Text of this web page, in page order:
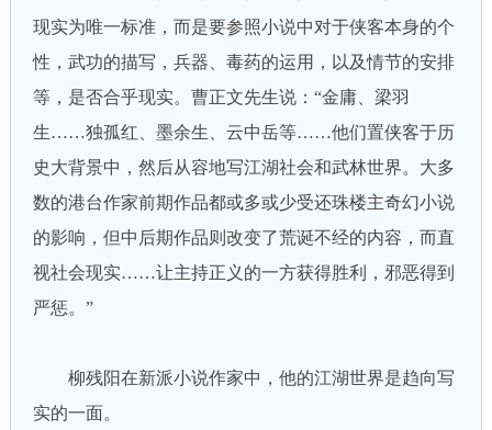
现实为唯一标准，而是要参照小说中对于侠客本身的个
性，武功的描写，兵器、毒药的运用，以及情节的安排
等，是否合乎现实。曹正文先生说：“金庸、梁羽
生……独孤红、墨余生、云中岳等……他们置侠客于历
史大背景中，然后从容地写江湖社会和武林世界。大多
数的港台作家前期作品都或多或少受还珠楼主奇幻小说
的影响，但中后期作品则改变了荒诞不经的内容，而直
视社会现实……让主持正义的一方获得胜利，邪恶得到
严惩。”
柳残阳在新派小说作家中，他的江湖世界是趋向写
实的一面。